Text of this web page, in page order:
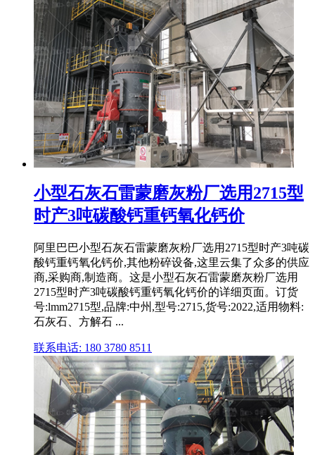
小型石灰石雷蒙磨灰粉厂选用2715型
时产3吨碳酸钙重钙氧化钙价
阿里巴巴小型石灰石雷蒙磨灰粉厂选用2715型时产3吨碳
酸钙重钙氧化钙价,其他粉碎设备,这里云集了众多的供应
商,采购商,制造商。这是小型石灰石雷蒙磨灰粉厂选用
2715型时产3吨碳酸钙重钙氧化钙价的详细页面。订货
号:lmm2715型,品牌:中州,型号:2715,货号:2022,适用物料:
石灰石、方解石 ...
联系电话: 180 3780 8511